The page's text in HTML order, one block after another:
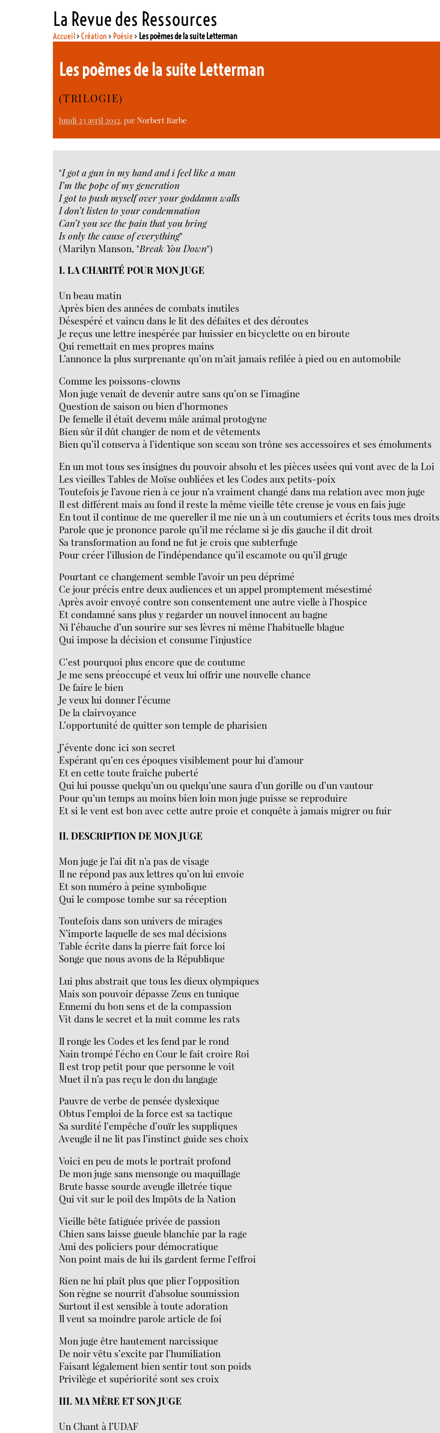
La Revue des Ressources
Accueil>Création > Poésie> Les poèmes de la suite Letterman
Les poèmes de la suite Letterman
(TRILOGIE)
lundi 23 avril 2012, parNorbert Barbe
"I got a gun in my hand and i feel like a man
I’m the pope of my generation
I got to push myself over your goddamn walls
I don’t listen to your condemnation
Can’t you see the pain that you bring
Is only the cause of everything"
(Marilyn Manson, "Break You Down")
I. LA CHARITÉ POUR MON JUGE
Un beau matin
Après bien des années de combats inutiles
Désespéré et vaincu dans le lit des défaites et des déroutes
Je reçus une lettre inespérée par huissier en bicyclette ou en biroute
Qui remettait en mes propres mains
L’annonce la plus surprenante qu’on m’ait jamais refilée à pied ou en automobile
Comme les poissons-clowns
Mon juge venait de devenir autre sans qu’on se l’imagine
Question de saison ou bien d’hormones
De femelle il était devenu mâle animal protogyne
Bien sûr il dût changer de nom et de vêtements
Bien qu’il conserva à l’identique son sceau son trône ses accessoires et ses émoluments
En un mot tous ses insignes du pouvoir absolu et les pièces usées qui vont avec de la Loi
Les vieilles Tables de Moïse oubliées et les Codes aux petits-poix
Toutefois je l’avoue rien à ce jour n’a vraiment changé dans ma relation avec mon juge
Il est différent mais au fond il reste la même vieille tête creuse je vous en fais juge
En tout il continue de me quereller il me nie un à un coutumiers et écrits tous mes droits
Parole que je prononce parole qu’il me réclame si je dis gauche il dit droit
Sa transformation au fond ne fut je crois que subterfuge
Pour créer l’illusion de l’indépendance qu’il escamote ou qu’il gruge
Pourtant ce changement semble l’avoir un peu déprimé
Ce jour précis entre deux audiences et un appel promptement mésestimé
Après avoir envoyé contre son consentement une autre vielle à l’hospice
Et condamné sans plus y regarder un nouvel innocent au bagne
Ni l’ébauche d’un sourire sur ses lèvres ni même l’habituelle blague
Qui impose la décision et consume l’injustice
C’est pourquoi plus encore que de coutume
Je me sens préoccupé et veux lui offrir une nouvelle chance
De faire le bien
Je veux lui donner l’écume
De la clairvoyance
L’opportunité de quitter son temple de pharisien
J’évente donc ici son secret
Espérant qu’en ces époques visiblement pour lui d’amour
Et en cette toute fraîche puberté
Qui lui pousse quelqu’un ou quelqu’une saura d’un gorille ou d’un vautour
Pour qu’un temps au moins bien loin mon juge puisse se reproduire
Et si le vent est bon avec cette autre proie et conquête à jamais migrer ou fuir
II. DESCRIPTION DE MON JUGE
Mon juge je l’ai dit n’a pas de visage
Il ne répond pas aux lettres qu’on lui envoie
Et son numéro à peine symbolique
Qui le compose tombe sur sa réception
Toutefois dans son univers de mirages
N’importe laquelle de ses mal décisions
Table écrite dans la pierre fait force loi
Songe que nous avons de la République
Lui plus abstrait que tous les dieux olympiques
Mais son pouvoir dépasse Zeus en tunique
Ennemi du bon sens et de la compassion
Vit dans le secret et la nuit comme les rats
Il ronge les Codes et les fend par le rond
Nain trompé l’écho en Cour le fait croire Roi
Il est trop petit pour que personne le voit
Muet il n’a pas reçu le don du langage
Pauvre de verbe de pensée dyslexique
Obtus l’emploi de la force est sa tactique
Sa surdité l’empêche d’ouïr les suppliques
Aveugle il ne lit pas l’instinct guide ses choix
Voici en peu de mots le portrait profond
De mon juge sans mensonge ou maquillage
Brute basse sourde aveugle illetrée tique
Qui vit sur le poil des Impôts de la Nation
Vieille bête fatiguée privée de passion
Chien sans laisse gueule blanchie par la rage
Ami des policiers pour démocratique
Non point mais de lui ils gardent ferme l’effroi
Rien ne lui plaît plus que plier l’opposition
Son règne se nourrit d’absolue soumission
Surtout il est sensible à toute adoration
Il veut sa moindre parole article de foi
Mon juge être hautement narcissique
De noir vêtu s’excite par l’humiliation
Faisant légalement bien sentir tout son poids
Privilège et supériorité sont ses croix
III. MA MÈRE ET SON JUGE
Un Chant à l’UDAF